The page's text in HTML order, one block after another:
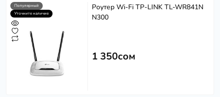
Популярный
Уточните наличие
Роутер Wi-Fi TP-LINK TL-WR841N
N300
1 350сом